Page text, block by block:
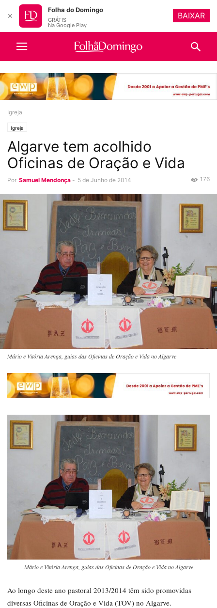
Igreja
Igreja
Algarve tem acolhido
Oficinas de Oração e Vida
Por Samuel Mendonça - 5 de Junho de 2014 176
Mário e Vitória Arenga, guias das Oficinas de Oração e Vida no Algarve
Mário e Vitória Arenga, guias das Oficinas de Oração e Vida no Algarve
Ao longo deste ano pastoral 2013/2014 têm sido promovidas
diversas Oficinas de Oração e Vida (TOV) no Algarve.
✕
Folha do Domingo
GRÁTIS
Na Google Play
BAIXAR